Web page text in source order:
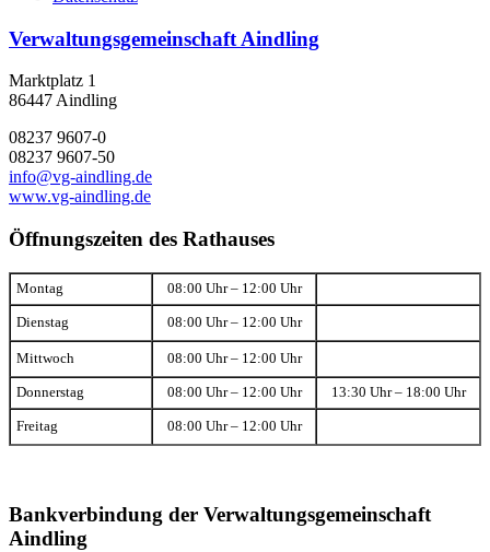
Verwaltungsgemeinschaft Aindling
Marktplatz 1
86447 Aindling
08237 9607-0
08237 9607-50
info@vg-aindling.de
www.vg-aindling.de
Öffnungszeiten des Rathauses
Montag 08:00 Uhr – 12:00 Uhr
Dienstag 08:00 Uhr – 12:00 Uhr
Mittwoch 08:00 Uhr – 12:00 Uhr
Donnerstag 08:00 Uhr – 12:00 Uhr 13:30 Uhr – 18:00 Uhr
Freitag 08:00 Uhr – 12:00 Uhr
Bankverbindung der Verwaltungsgemeinschaft
Aindling